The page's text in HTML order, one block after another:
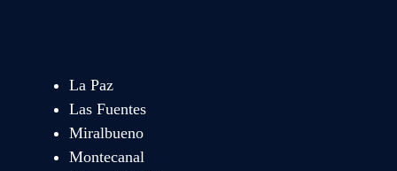
La Paz
Las Fuentes
Miralbueno
Montecanal